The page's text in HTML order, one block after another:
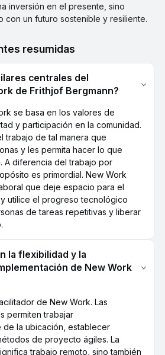
inversión en el presente, sino
con un futuro sostenible y resiliente.
resumidas
centrales del
de Frithjof Bergmann?
se basa en los valores de
y participación en la comunidad.
trabajo de tal manera que
y les permita hacer lo que
A diferencia del trabajo por
es primordial. New Work
que deje espacio para el
utilice el progreso tecnológico
de tareas repetitivas y liberar
la flexibilidad y la
de New Work
de New Work. Las
permiten trabajar
la ubicación, establecer
de proyecto ágiles. La
trabajo remoto, sino también